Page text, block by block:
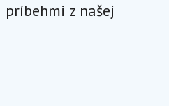
z našej